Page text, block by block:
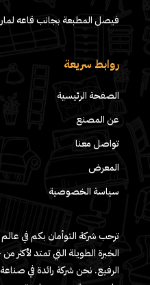
فيصل المطبعة بجانب قاعه لمار
روابط سريعة
الصفحة الرئيسية
عن المصنع
تواصل معنا
المعرض
سياسة الخصوصية
ترحب شركة التوأمان بكم في
الرفيع. نحن شركة رائدة في